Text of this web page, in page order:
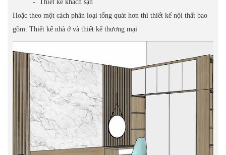
- Thiết kế khách sạn
Hoặc theo một cách phân loại tổng quát hơn thì thiết kế nội thất bao
gồm: Thiết kế nhà ở và thiết kế thương mại